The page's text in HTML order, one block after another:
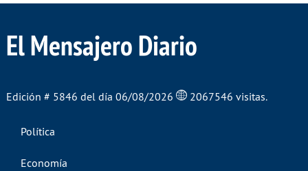
El Mensajero Diario
Edición # 5846 del día 06/08/2026 2067546 visitas.
Política
Economía